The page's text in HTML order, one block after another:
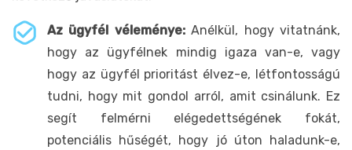
Az ügyfél véleménye:Anélkül, hogy vitatnánk,
hogy az ügyfélnek mindig igaza van-e, vagy
hogy az ügyfél prioritást élvez-e, létfontosságú
tudni, hogy mit gondol arról, amit csinálunk. Ez
segít felmérni elégedettségének fokát,
potenciális hűségét, hogy jó úton haladunk-e,